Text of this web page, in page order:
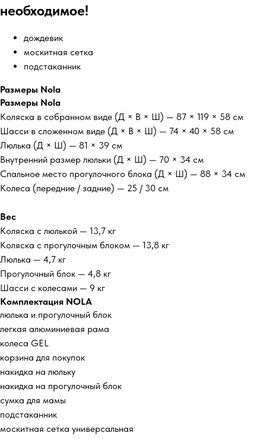
необходимое!
дождевик
москитная сетка
подстаканник
Размеры Nola
Размеры Nola
Коляска в собранном виде (Д × В × Ш) — 87 × 119 × 58 см
Шасси в сложенном виде (Д × В × Ш) — 74 × 40 × 58 см
Люлька (Д × Ш) — 81 × 39 см
Внутренний размер люльки (Д × Ш) — 70 × 34 см
Спальное место прогулочного блока (Д × Ш) — 88 × 34 см
Колеса (передние / задние) — 25 / 30 см
Вес
Коляска с люлькой — 13,7 кг
Коляска с прогулочным блоком — 13,8 кг
Люлька — 4,7 кг
Прогулочный блок — 4,8 кг
Шасси с колесами — 9 кг
Комплектация NOLA
люлька и прогулочный блок
легкая алюминиевая рама
колеса GEL
корзина для покупок
накидка на люльку
накидка на прогулочный блок
сумка для мамы
подстаканник
москитная сетка универсальная